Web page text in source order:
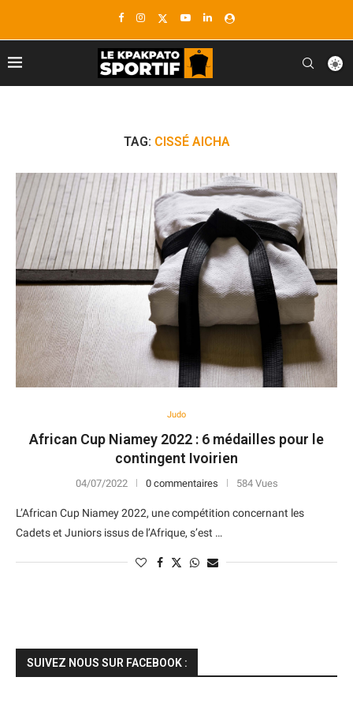
TAG: CISSÉ AICHA
Judo
African Cup Niamey 2022 : 6 médailles pour le
contingent Ivoirien
04/07/2022 0 commentaires 584 Vues
L’African Cup Niamey 2022, une compétition concernant les
Cadets et Juniors issus de l’Afrique, s’est …
SUIVEZ NOUS SUR FACEBOOK :